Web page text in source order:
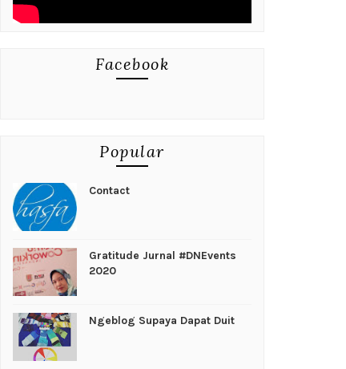
Facebook
Popular
Contact
Gratitude Jurnal #DNEvents
2020
Ngeblog Supaya Dapat Duit